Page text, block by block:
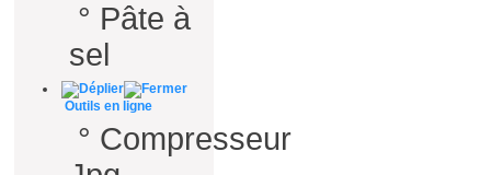
° Pâte à
sel
Outils en ligne
° Compresseur